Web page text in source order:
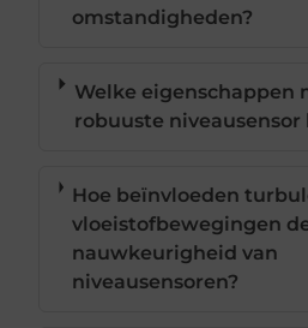
omstandigheden?
Welke eigenschappen
robuuste niveausensor
Hoe beïnvloeden
vloeistofbewegingen
nauwkeurigheid van
niveausensoren?